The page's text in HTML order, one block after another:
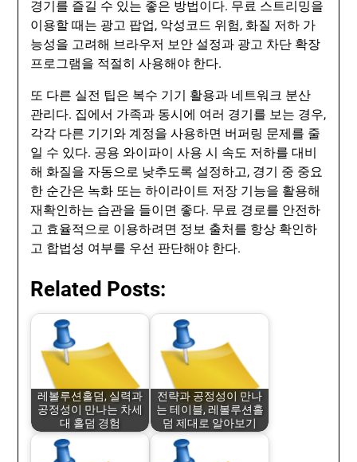
경기를 즐길 수 있는 좋은 방법이다. 무료 스트리밍을
이용할 때는 광고 팝업, 악성코드 위험, 화질 저하 가
능성을 고려해 브라우저 보안 설정과 광고 차단 확장
프로그램을 적절히 사용해야 한다.
또 다른 실전 팁은 복수 기기 활용과 네트워크 분산
관리다. 집에서 가족과 동시에 여러 경기를 보는 경우,
각각 다른 기기와 계정을 사용하면 버퍼링 문제를 줄
일 수 있다. 공용 와이파이 사용 시 속도 저하를 대비
해 화질을 자동으로 낮추도록 설정하고, 경기 중 중요
한 순간은 녹화 또는 하이라이트 저장 기능을 활용해
재확인하는 습관을 들이면 좋다. 무료 경로를 안전하
고 효율적으로 이용하려면 정보 출처를 항상 확인하
고 합법성 여부를 우선 판단해야 한다.
Related Posts:
레볼루션홀덤, 실력과
공정성이 만나는 차세
대 홀덤 경험
전략과 공정성이 만나
는 테이블, 레볼루션홀
덤 제대로 알아보기